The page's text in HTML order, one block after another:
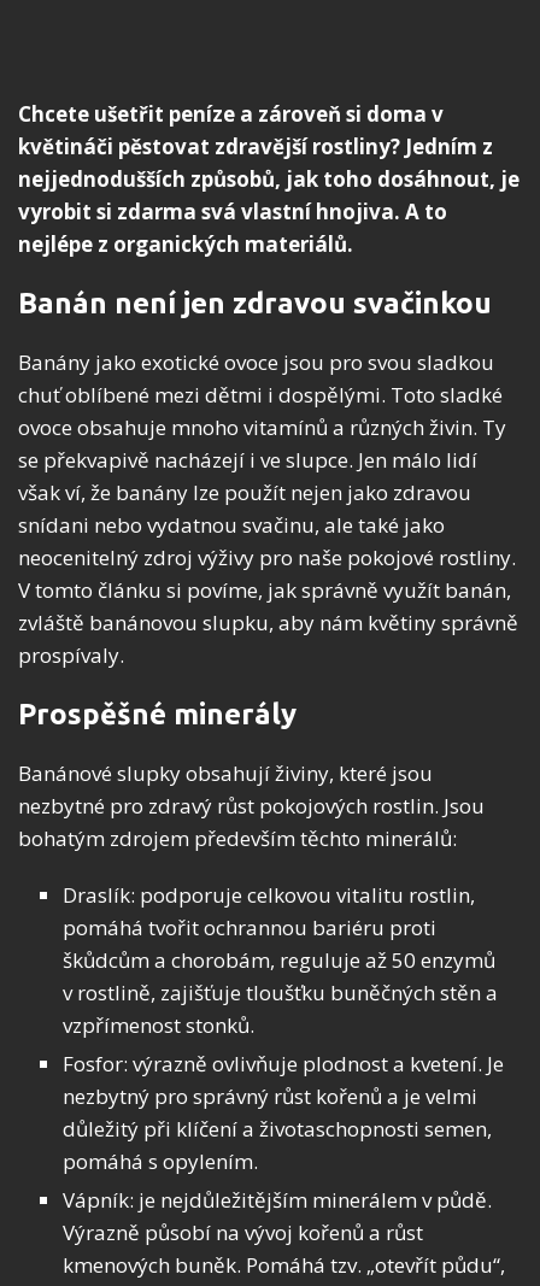
Chcete ušetřit peníze a zároveň si doma v
květináči pěstovat zdravější rostliny? Jedním z
nejjednodušších způsobů, jak toho dosáhnout, je
vyrobit si zdarma svá vlastní hnojiva. A to
nejlépe z organických materiálů.
Banán není jen zdravou svačinkou
Banány jako exotické ovoce jsou pro svou sladkou
chuť oblíbené mezi dětmi i dospělými. Toto sladké
ovoce obsahuje mnoho vitamínů a různých živin. Ty
se překvapivě nacházejí i ve slupce. Jen málo lidí
však ví, že banány lze použít nejen jako zdravou
snídani nebo vydatnou svačinu, ale také jako
neocenitelný zdroj výživy pro naše pokojové rostliny.
V tomto článku si povíme, jak správně využít banán,
zvláště banánovou slupku, aby nám květiny správně
prospívaly.
Prospěšné minerály
Banánové slupky obsahují živiny, které jsou
nezbytné pro zdravý růst pokojových rostlin. Jsou
bohatým zdrojem především těchto minerálů:
Draslík: podporuje celkovou vitalitu rostlin,
pomáhá tvořit ochrannou bariéru proti
škůdcům a chorobám, reguluje až 50 enzymů
v rostlině, zajišťuje tloušťku buněčných stěn a
vzpřímenost stonků.
Fosfor: výrazně ovlivňuje plodnost a kvetení. Je
nezbytný pro správný růst kořenů a je velmi
důležitý při klíčení a životaschopnosti semen,
pomáhá s opylením.
Vápník: je nejdůležitějším minerálem v půdě.
Výrazně působí na vývoj kořenů a růst
kmenových buněk. Pomáhá tzv. „otevřít půdu“,